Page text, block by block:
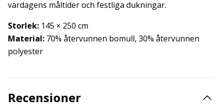
vardagens måltider och festliga dukningar.
Storlek: 145 × 250 cm
Material: 70% återvunnen bomull, 30% återvunnen
polyester
Recensioner